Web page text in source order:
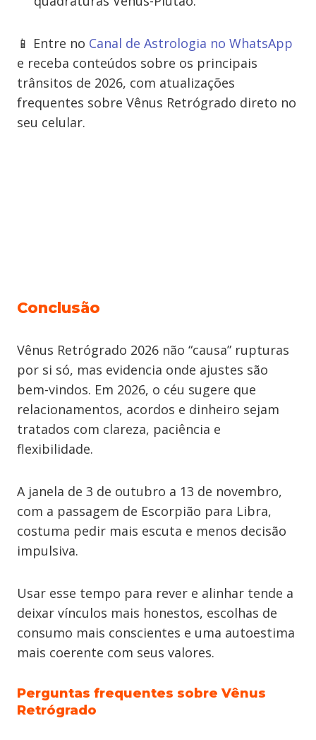
📱 Entre no Canal de Astrologia no WhatsApp
e receba conteúdos sobre os principais
trânsitos de 2026, com atualizações
frequentes sobre Vênus Retrógrado direto no
seu celular.
Conclusão
Vênus Retrógrado 2026 não “causa” rupturas
por si só, mas evidencia onde ajustes são
bem-vindos. Em 2026, o céu sugere que
relacionamentos, acordos e dinheiro sejam
tratados com clareza, paciência e
flexibilidade.
A janela de 3 de outubro a 13 de novembro,
com a passagem de Escorpião para Libra,
costuma pedir mais escuta e menos decisão
impulsiva.
Usar esse tempo para rever e alinhar tende a
deixar vínculos mais honestos, escolhas de
consumo mais conscientes e uma autoestima
mais coerente com seus valores.
Perguntas frequentes sobre Vênus
Retrógrado